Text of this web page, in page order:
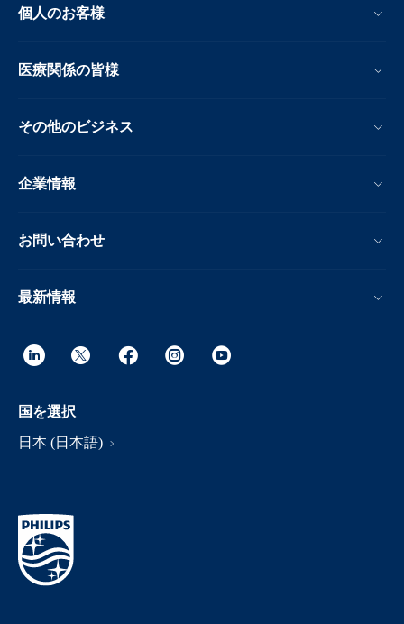
個人のお客様
医療関係の皆様
その他のビジネス
企業情報
お問い合わせ
最新情報
国を選択
日本 (日本語)